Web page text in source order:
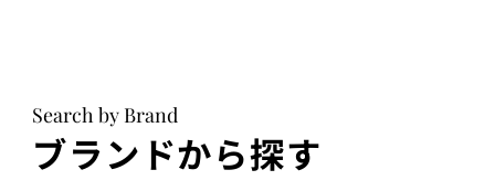
Search by Brand
ブランドから探す